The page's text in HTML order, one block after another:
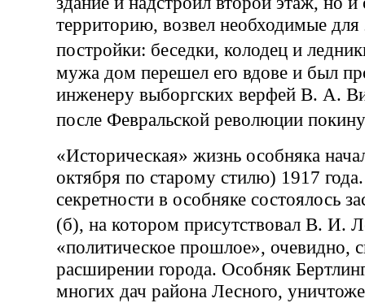
территорию, возвел необходимые для
постройки: беседки, колодец и
мужа дом перешел его вдове и был
инженеру выборгских верфей В. А.
после Февральской революции
«Историческая» жизнь особняка
октября по старому стилю) 1917
секретности в особняке состоялось
(б), на котором присутствовал В. И.
«политическое прошлое», очевидно,
расширении города. Особняк
многих дач района Лесного,